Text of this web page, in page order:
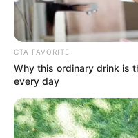
CTA FAVORITE
Why this ordinary drink is
every day